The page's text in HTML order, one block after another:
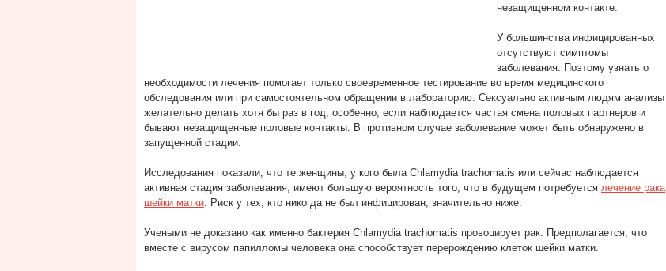
незащищенном контакте.
У большинства инфицированных
отсутствуют симптомы
заболевания. Поэтому узнать о
необходимости лечения помогает только своевременное тестирование во время медицинского
обследования или при самостоятельном обращении в лабораторию. Сексуально активным людям анализы
желательно делать хотя бы раз в год, особенно, если наблюдается частая смена половых партнеров и
бывают незащищенные половые контакты. В противном случае заболевание может быть обнаружено в
запущенной стадии.
Исследования показали, что те женщины, у кого была Chlamydia trachomatis или сейчас наблюдается
активная стадия заболевания, имеют большую вероятность того, что в будущем потребуется лечение рака
шейки матки. Риск у тех, кто никогда не был инфицирован, значительно ниже.
Учеными не доказано как именно бактерия Chlamydia trachomatis провоцирует рак. Предполагается, что
вместе с вирусом папилломы человека она способствует перерождению клеток шейки матки.